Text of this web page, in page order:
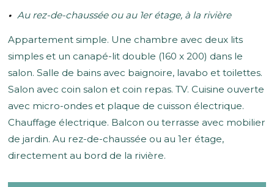
Au rez-de-chaussée ou au 1er étage, à la rivière
Appartement simple. Une chambre avec deux lits
simples et un canapé-lit double (160 x 200) dans le
salon. Salle de bains avec baignoire, lavabo et toilettes.
Salon avec coin salon et coin repas. TV. Cuisine ouverte
avec micro-ondes et plaque de cuisson électrique.
Chauffage électrique. Balcon ou terrasse avec mobilier
de jardin. Au rez-de-chaussée ou au 1er étage,
directement au bord de la rivière.